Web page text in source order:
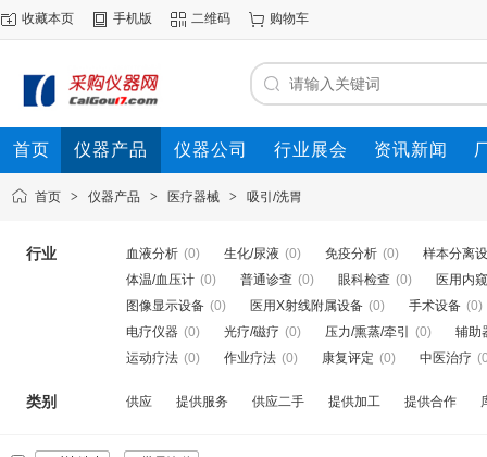
收藏本页 手机版 二维码 购物车
首页 仪器产品 仪器公司 行业展会 资讯新闻
首页 > 仪器产品 > 医疗器械 > 吸引/洗胃
行业 血液分析 (0) 生化/尿液 (0) 免疫分析 (0)
样本分离
体温/血压计 (0) 普通诊查 (0) 眼科检查 (0)
医用内
图像显示设备 (0) 医用X射线附属设备 (0) 手术设备 (0)
电疗仪器 (0) 光疗/磁疗 (0) 压力/熏蒸/牵引 (0)
辅助
运动疗法 (0) 作业疗法 (0) 康复评定 (0) 中医治疗
类别 供应 提供服务 供应二手 提供加工 提供合作